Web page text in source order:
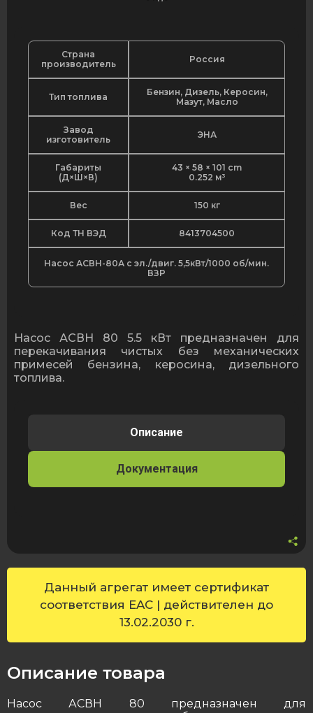
Страна
производитель
Россия
Тип топлива
Бензин, Дизель, Керосин,
Мазут, Масло
Завод
изготовитель
ЭНА
Габариты
(Д×Ш×В)
43 × 58 × 101 cm
0.252 м³
Вес 150 кг
Код ТН ВЭД 8413704500
Насос АСВН-80А с эл./двиг. 5,5кВт/1000 об/мин.
ВЗР
Насос АСВН 80 5.5 кВт предназначен для
перекачивания чистых без механических
примесей бензина, керосина, дизельного
топлива.
Описание
Документация
Данный агрегат имеет сертификат
соответствия EAC | действителен до
13.02.2030 г.
Описание товара
Насос АСВН 80 предназначен для